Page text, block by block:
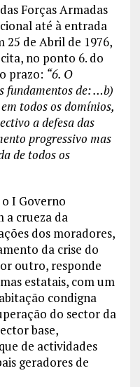
Forças Armadas
até à entrada
25 de Abril de 1976,
no ponto 6. do
prazo: “6. O
fundamentos de: …b)
todos os domínios,
a defesa das
progressivo mas
de todos os
I Governo
a crueza da
dos moradores,
da crise do
outro, responde
estatais, com um
condigna
do sector da
base,
de actividades
geradores de